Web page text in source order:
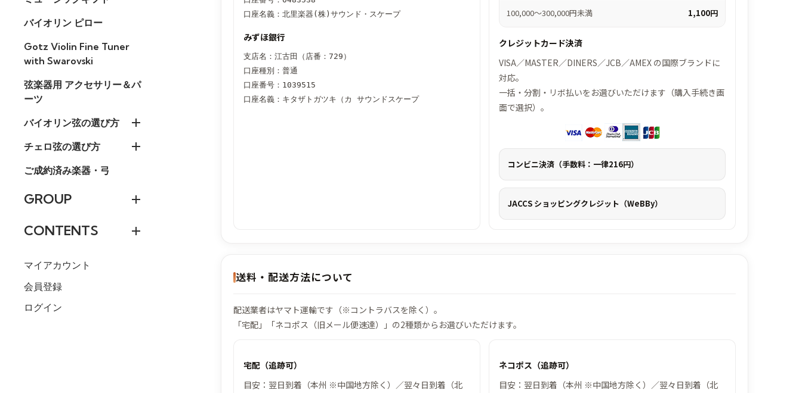
バイオリン ピロー
Gotz Violin Fine Tuner
with Swarovski
弦楽器用 アクセサリー＆パ
ーツ
バイオリン弦の選び方
チェロ弦の選び方
ご成約済み楽器・弓
GROUP
CONTENTS
マイアカウント
会員登録
ログイン
口座名義：北里楽器(株)サウンド・スケープ
みずほ銀行
支店名：江古田（店番：729）
口座種別：普通
口座番号：1039515
口座名義：キタザトガツキ（カ サウンドスケープ
100,000～300,000円未満 1,100円
クレジットカード決済
VISA／MASTER／DINERS／JCB／AMEX の国際ブランドに
対応。
一括・分割・リボ払いをお選びいただけます（購入手続き画
面で選択）。
コンビニ決済（手数料：一律216円）
JACCS ショッピングクレジット（WeBBy）
送料・配送方法について
配送業者はヤマト運輸です（※コントラバスを除く）。
「宅配」「ネコポス（旧メール便速達）」の2種類からお選びいただけます。
宅配（追跡可）
目安：翌日到着（本州 ※中国地方除く）／翌々日到着（北
ネコポス（追跡可）
目安：翌日到着（本州 ※中国地方除く）／翌々日到着（北